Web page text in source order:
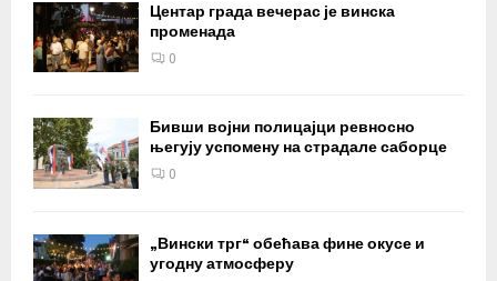
Центар града вечерас је винска
променада
0
Бивши војни полицајци ревносно
његују успомену на страдале саборце
0
„Вински трг“ обећава фине окусе и
угодну атмосферу